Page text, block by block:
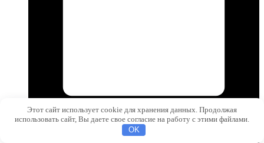
Этот сайт использует cookie для хранения данных. Продолжая
использовать сайт, Вы даете свое согласие на работу с этими файлами.
OK